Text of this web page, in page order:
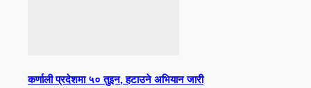
कर्णाली प्रदेशमा ५० तुइन, हटाउने अभियान जारी